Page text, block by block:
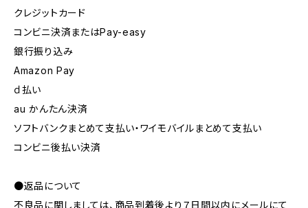
クレジットカード
コンビニ決済またはPay-easy
銀行振り込み
Amazon Pay
ｄ払い
au かんたん決済
ソフトバンクまとめて支払い・ワイモバイルまとめて支払い
コンビニ後払い決済
●返品について
不良品に関しましては、商品到着後より７日間以内にメールにて